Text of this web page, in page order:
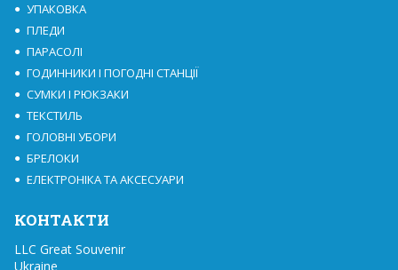
УПАКОВКА
ПЛЕДИ
ПАРАСОЛІ
ГОДИННИКИ І ПОГОДНІ СТАНЦІЇ
СУМКИ І РЮКЗАКИ
ТЕКСТИЛЬ
ГОЛОВНІ УБОРИ
БРЕЛОКИ
ЕЛЕКТРОНІКА ТА АКСЕСУАРИ
КОНТАКТИ
LLC Great Souvenir
Ukraine